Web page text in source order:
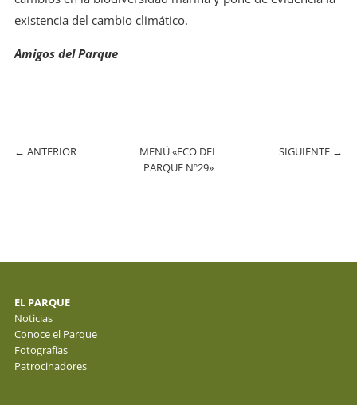
existencia del cambio climático.
Amigos del Parque
← ANTERIOR
MENÚ «ECO DEL
PARQUE Nº29»
SIGUIENTE →
EL PARQUE
Noticias
Conoce el Parque
Fotografías
Patrocinadores